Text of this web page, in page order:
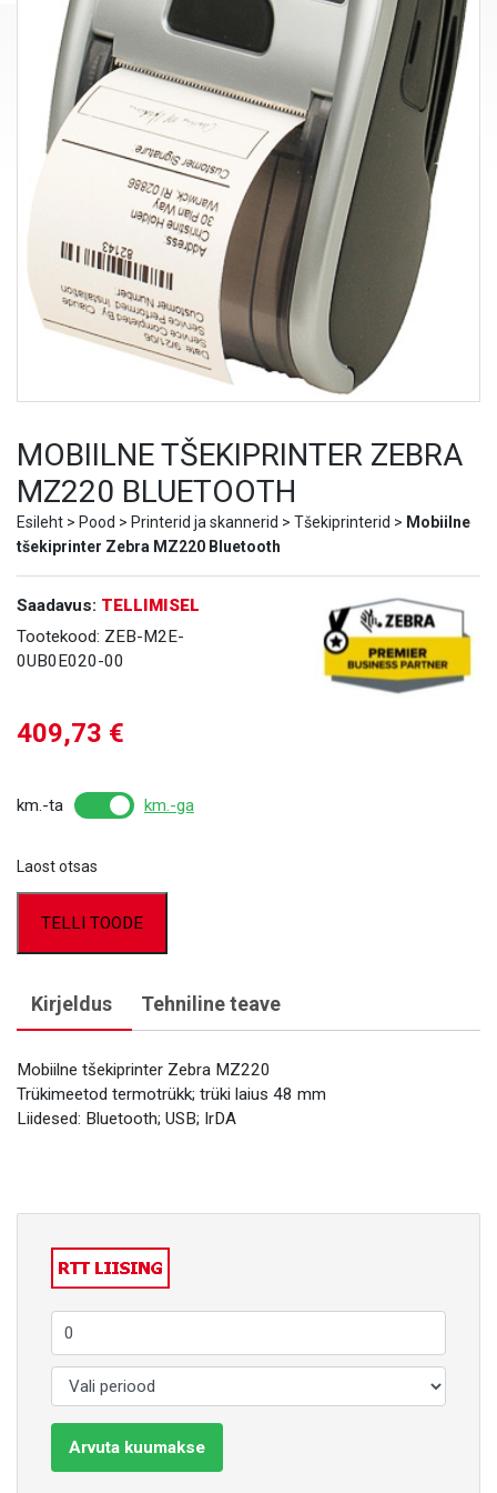
MOBIILNE TŠEKIPRINTER ZEBRA
MZ220 BLUETOOTH
Esileht > Pood > Printerid ja skannerid > Tšekiprinterid > Mobiilne
tšekiprinter Zebra MZ220 Bluetooth
Saadavus: TELLIMISEL
Tootekood: ZEB-M2E-
0UB0E020-00
409,73 €
km.-ta km.-ga
Laost otsas
TELLI TOODE
Kirjeldus Tehniline teave
Mobiilne tšekiprinter Zebra MZ220
Trükimeetod termotrükk; trüki laius 48 mm
Liidesed: Bluetooth; USB; IrDA
Arvuta kuumakse